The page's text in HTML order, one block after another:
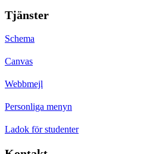
Tjänster
Schema
Canvas
Webbmejl
Personliga menyn
Ladok för studenter